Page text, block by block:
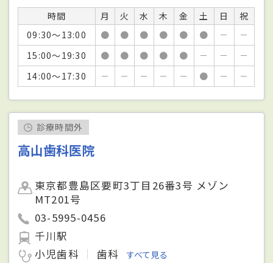
時間 月 火 水 木 金 土 日
祝
09:30～13:00
● ● ● ● ● ● －
－
15:00～19:30
● ● ● ● ● － －
－
14:00～17:30
－ － － － － ● － －
診療時間外
高山歯科医院
東京都豊島区要町3丁目26番3号 メゾン
MT201号
03-5995-0456
千川駅
小児歯科
歯科 すべて見る